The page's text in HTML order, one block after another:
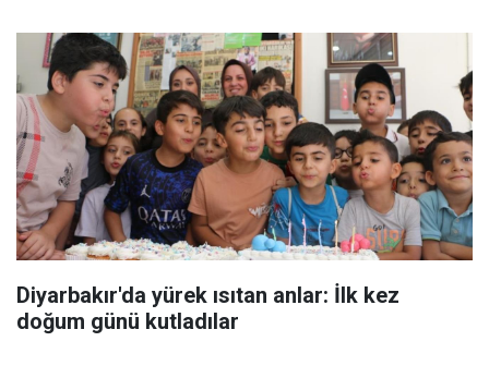
Diyarbakır'da yürek ısıtan anlar: İlk kez
doğum günü kutladılar